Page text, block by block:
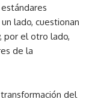
lado, cuestionan
por el otro lado,
de la
del